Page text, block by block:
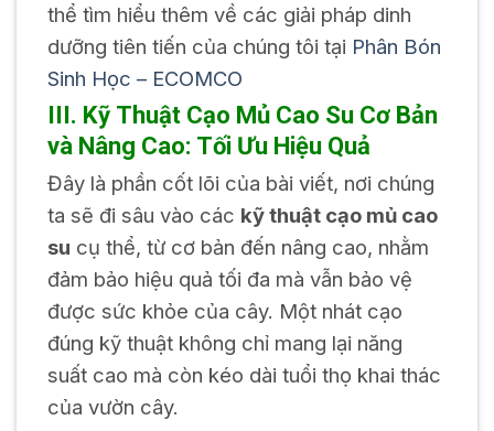
thể tìm hiểu thêm về các giải pháp dinh
dưỡng tiên tiến của chúng tôi tại Phân Bón
Sinh Học – ECOMCO
III. Kỹ Thuật Cạo Mủ Cao Su Cơ Bản
và Nâng Cao: Tối Ưu Hiệu Quả
Đây là phần cốt lõi của bài viết, nơi chúng
ta sẽ đi sâu vào các kỹ thuật cạo mủ cao
su cụ thể, từ cơ bản đến nâng cao, nhằm
đảm bảo hiệu quả tối đa mà vẫn bảo vệ
được sức khỏe của cây. Một nhát cạo
đúng kỹ thuật không chỉ mang lại năng
suất cao mà còn kéo dài tuổi thọ khai thác
của vườn cây.